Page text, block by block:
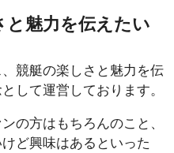
魅力を伝えたい
競艇の楽しさと魅力を伝
して運営しております。
の方はもちろんのこと、
ど興味はあるといった